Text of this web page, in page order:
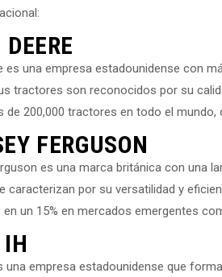
es una empresa estadounidense con
tractores son reconocidos por su
de 200,000 tractores en todo el
FERGUSON
es una marca británica con una
caracterizan por su versatilidad y
un 15% en mercados emergentes
una empresa estadounidense que